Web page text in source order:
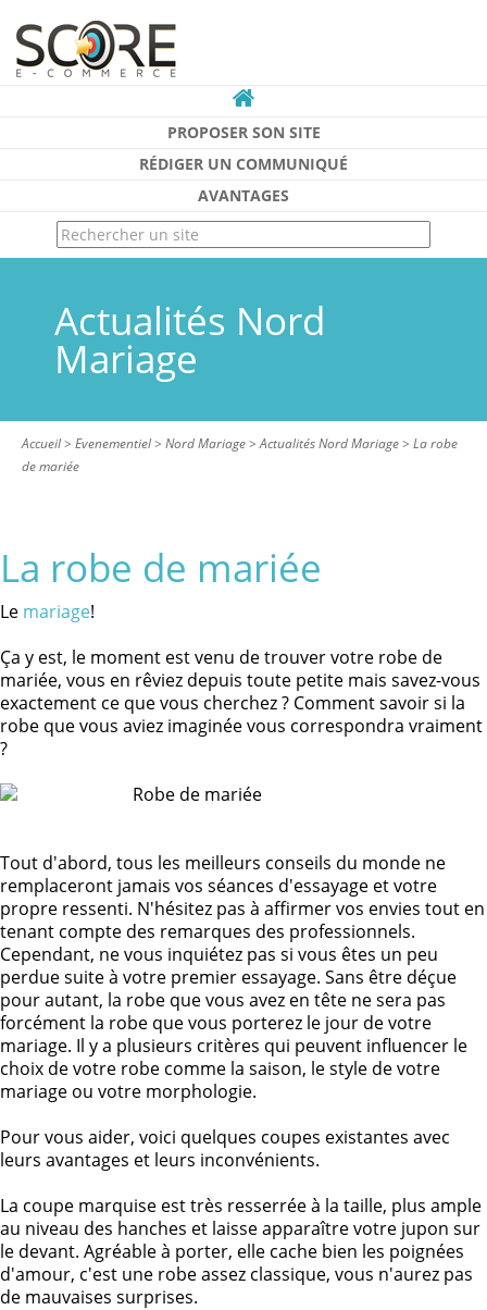
PROPOSER SON SITE
RÉDIGER UN COMMUNIQUÉ
AVANTAGES
Actualités Nord
Mariage
Accueil> Evenementiel> Nord Mariage>Actualités Nord Mariage> La robe
de mariée
La robe de mariée
Le mariage!
Ça y est, le moment est venu de trouver votre robe de
mariée, vous en rêviez depuis toute petite mais savez-vous
exactement ce que vous cherchez ? Comment savoir si la
robe que vous aviez imaginée vous correspondra vraiment
?
Tout d'abord, tous les meilleurs conseils du monde ne
remplaceront jamais vos séances d'essayage et votre
propre ressenti. N'hésitez pas à affirmer vos envies tout en
tenant compte des remarques des professionnels.
Cependant, ne vous inquiétez pas si vous êtes un peu
perdue suite à votre premier essayage. Sans être déçue
pour autant, la robe que vous avez en tête ne sera pas
forcément la robe que vous porterez le jour de votre
mariage. Il y a plusieurs critères qui peuvent influencer le
choix de votre robe comme la saison, le style de votre
mariage ou votre morphologie.
Pour vous aider, voici quelques coupes existantes avec
leurs avantages et leurs inconvénients.
La coupe marquise est très resserrée à la taille, plus ample
au niveau des hanches et laisse apparaître votre jupon sur
le devant. Agréable à porter, elle cache bien les poignées
d'amour, c'est une robe assez classique, vous n'aurez pas
de mauvaises surprises.